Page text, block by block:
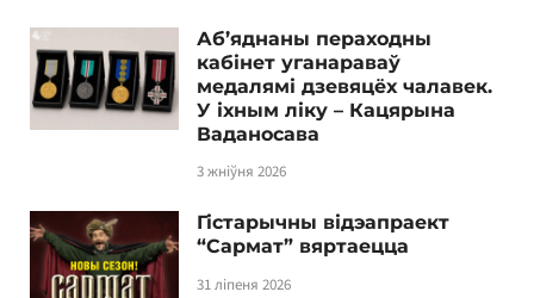
Аб’яднаны пераходны
кабінет уганараваў
медалямі дзевяцёх чалавек.
У іхным ліку – Кацярына
Ваданосава
3 жніўня 2026
Гістарычны відэапраект
“Сармат” вяртаецца
31 ліпеня 2026